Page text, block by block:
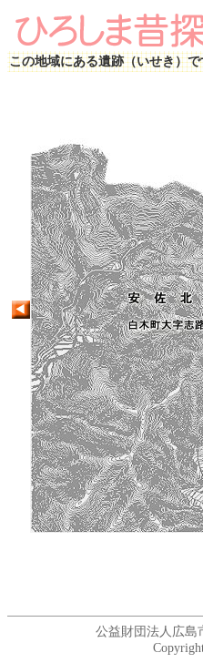
この地域にある遺跡（いせき）で
公益財団法人広島